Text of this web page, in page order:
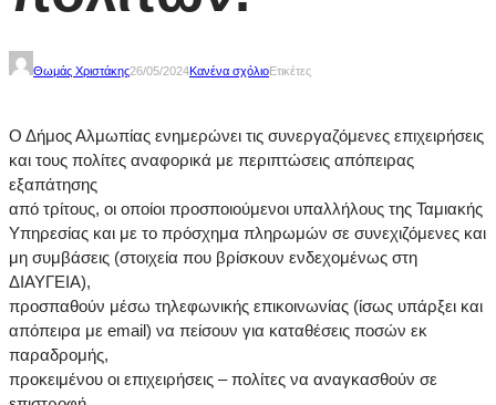
Θωμάς Χριστάκης26/05/2024Κανένα σχόλιοΕτικέτες
Ο Δήμος Αλμωπίας ενημερώνει τις συνεργαζόμενες επιχειρήσεις
και τους πολίτες αναφορικά με περιπτώσεις απόπειρας
εξαπάτησης
από τρίτους, οι οποίοι προσποιούμενοι υπαλλήλους της Ταμιακής
Υπηρεσίας και με το πρόσχημα πληρωμών σε συνεχιζόμενες και
μη συμβάσεις (στοιχεία που βρίσκουν ενδεχομένως στη
ΔΙΑΥΓΕΙΑ),
προσπαθούν μέσω τηλεφωνικής επικοινωνίας (ίσως υπάρξει και
απόπειρα με email) να πείσουν για καταθέσεις ποσών εκ
παραδρομής,
προκειμένου οι επιχειρήσεις – πολίτες να αναγκασθούν σε